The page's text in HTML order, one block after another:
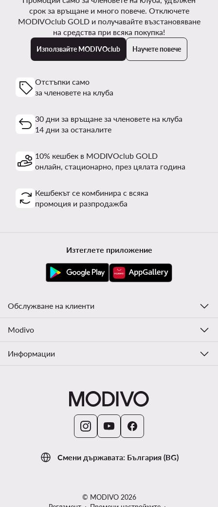
срок за връщане и много повече. Отключете
MODIVOclub GOLD и получавайте възстановяване
на средства при всяка покупка!
Използвайте MODIVOclub Научете повече
Отстъпки само
за членовете на клуба
30 дни за връщане за членовете на клуба
14 дни за останалите
10% кешбек в MODIVOclub GOLD
онлайн, стационарно, през цялата година
Кешбекът се комбинира с всяка
промоция и разпродажба
Смени държавата: България (BG)
Изтеглете приложение
Обслужване на клиенти
Modivo
Информации
© MODIVO 2026